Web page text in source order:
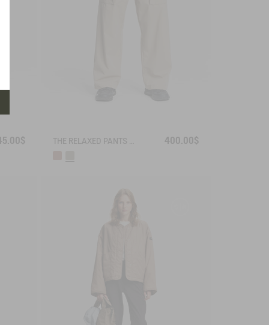
THE RELAXED PANTS AIGLE EXPERIENCE BY ÉTUDES 400.00$